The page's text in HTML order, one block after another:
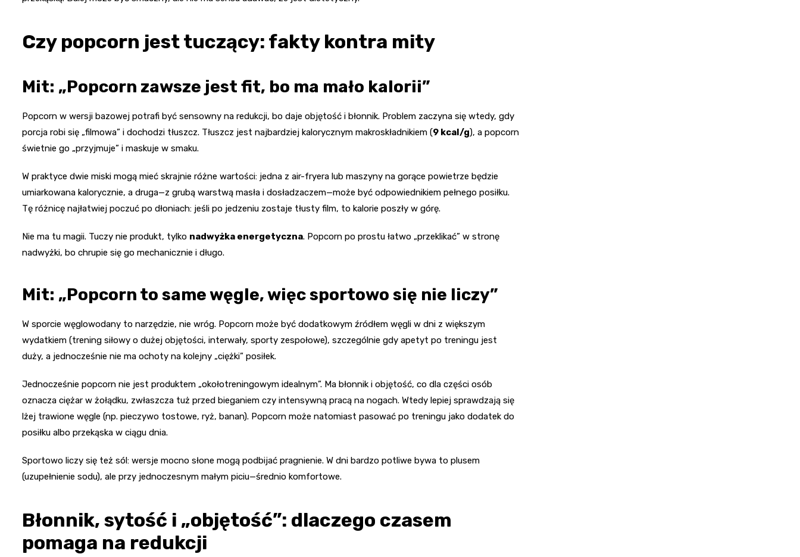
Czy popcorn jest tuczący: fakty kontra mity
Mit: „Popcorn zawsze jest fit, bo ma mało kalorii”
Popcorn w wersji bazowej potrafi być sensowny na redukcji, bo daje objętość i błonnik. Problem zaczyna się wtedy, gdy
porcja robi się „filmowa” i dochodzi tłuszcz. Tłuszcz jest najbardziej kalorycznym makroskładnikiem (9 kcal/g), a popcorn
świetnie go „przyjmuje” i maskuje w smaku.
W praktyce dwie miski mogą mieć skrajnie różne wartości: jedna z air-fryera lub maszyny na gorące powietrze będzie
umiarkowana kalorycznie, a druga—z grubą warstwą masła i dosładzaczem—może być odpowiednikiem pełnego posiłku.
Tę różnicę najłatwiej poczuć po dłoniach: jeśli po jedzeniu zostaje tłusty film, to kalorie poszły w górę.
Nie ma tu magii. Tuczy nie produkt, tylko nadwyżka energetyczna. Popcorn po prostu łatwo „przeklikać” w stronę
nadwyżki, bo chrupie się go mechanicznie i długo.
Mit: „Popcorn to same węgle, więc sportowo się nie liczy”
W sporcie węglowodany to narzędzie, nie wróg. Popcorn może być dodatkowym źródłem węgli w dni z większym
wydatkiem (trening siłowy o dużej objętości, interwały, sporty zespołowe), szczególnie gdy apetyt po treningu jest
duży, a jednocześnie nie ma ochoty na kolejny „ciężki” posiłek.
Jednocześnie popcorn nie jest produktem „okołotreningowym idealnym”. Ma błonnik i objętość, co dla części osób
oznacza ciężar w żołądku, zwłaszcza tuż przed bieganiem czy intensywną pracą na nogach. Wtedy lepiej sprawdzają się
lżej trawione węgle (np. pieczywo tostowe, ryż, banan). Popcorn może natomiast pasować po treningu jako dodatek do
posiłku albo przekąska w ciągu dnia.
Sportowo liczy się też sól: wersje mocno słone mogą podbijać pragnienie. W dni bardzo potliwe bywa to plusem
(uzupełnienie sodu), ale przy jednoczesnym małym piciu—średnio komfortowe.
Błonnik, sytość i „objętość”: dlaczego czasem
pomaga na redukcji